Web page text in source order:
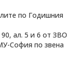
по Годишния
ал. 5 и 6 от ЗВО
София по звена